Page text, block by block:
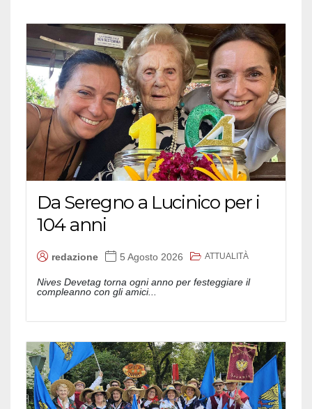
Da Seregno a Lucinico per i
104 anni
redazione 5 Agosto 2026 ATTUALITÀ
Nives Devetag torna ogni anno per festeggiare il
compleanno con gli amici...